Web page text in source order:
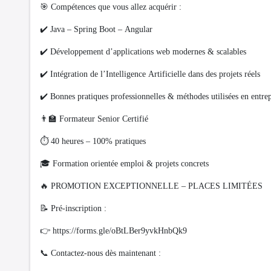
🎯 Compétences que vous allez acquérir :
✔️ Java – Spring Boot – Angular
✔️ Développement d’applications web modernes & scalables
✔️ Intégration de l’Intelligence Artificielle dans des projets réels
✔️ Bonnes pratiques professionnelles & méthodes utilisées en
👨‍🏫 Formateur Senior Certifié
⏱️ 40 heures – 100% pratiques
🎓 Formation orientée emploi & projets concrets
🔥 PROMOTION EXCEPTIONNELLE – PLACES LIMITÉES
📝 Pré-inscription :
👉 https://forms.gle/oBtLBer9yvkHnbQk9
📞 Contactez-nous dès maintenant :